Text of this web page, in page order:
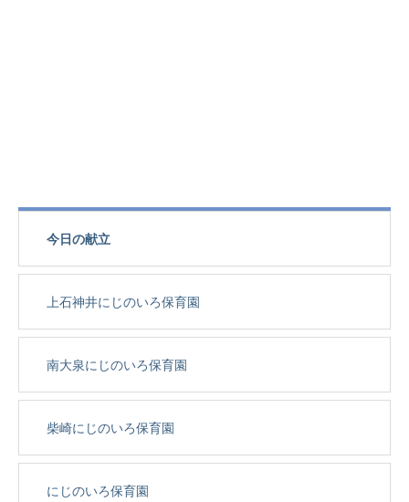
今日の献立
上石神井にじのいろ保育園
南大泉にじのいろ保育園
柴崎にじのいろ保育園
にじのいろ保育園